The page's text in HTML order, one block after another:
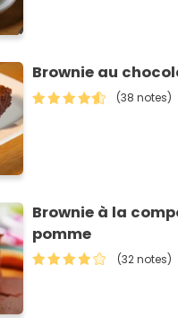
Brownie au
(38 notes)
Brownie à la
pomme
(32 notes)